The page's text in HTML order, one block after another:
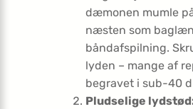
dæmonen mumle
næsten som
båndafspilning.
lyden – mange af
begravet i sub-40
Pludselige